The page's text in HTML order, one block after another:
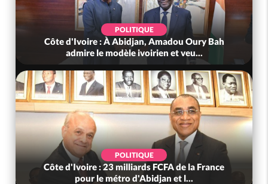
POLITIQUE
Côte d'Ivoire : À Abidjan, Amadou Oury Bah
admire le modèle ivoirien et veu...
POLITIQUE
Côte d'Ivoire : 23 milliards FCFA de la France
pour le métro d'Abidjan et l...